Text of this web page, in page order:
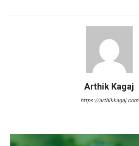
Arthik Kagaj
https://arthikkagaj.com